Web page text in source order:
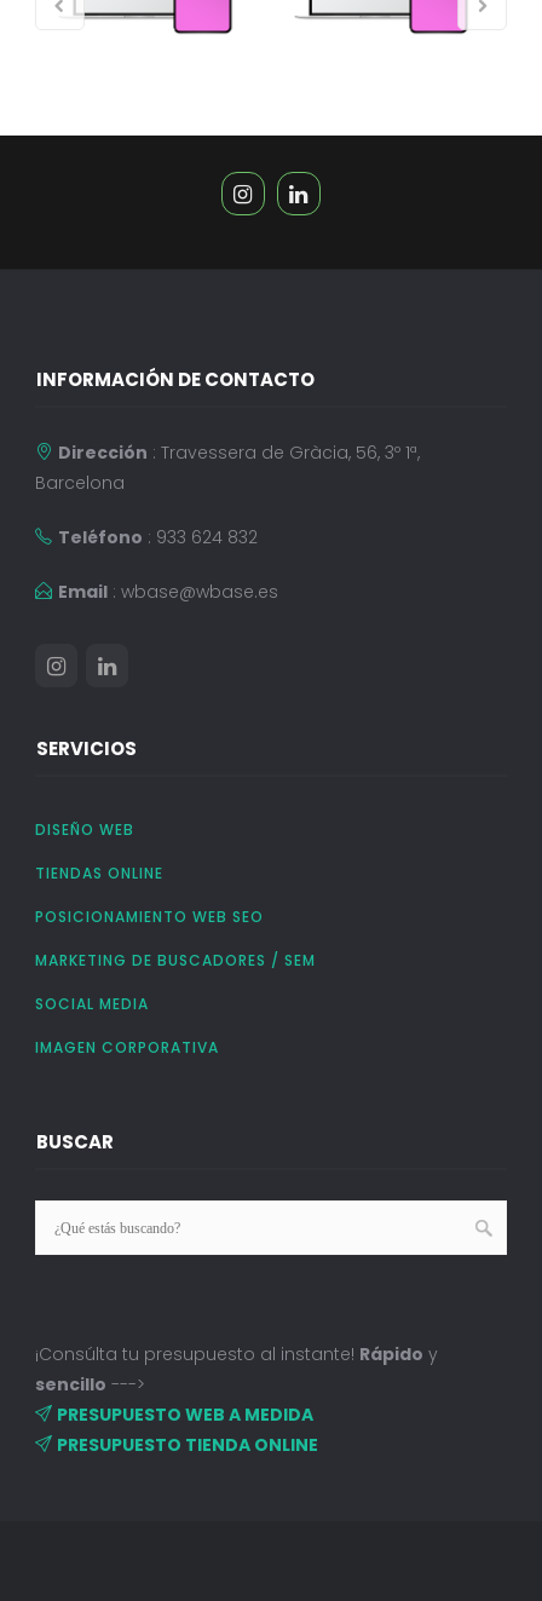
INFORMACIÓN DE CONTACTO
Dirección : Travessera de Gràcia, 56, 3º 1ª,
Barcelona
Teléfono : 933 624 832
Email: wbase@wbase.es
SERVICIOS
DISEÑO WEB
TIENDAS ONLINE
POSICIONAMIENTO WEB SEO
MARKETING DE BUSCADORES / SEM
SOCIAL MEDIA
IMAGEN CORPORATIVA
BUSCAR
¡Consúlta tu presupuesto al instante! Rápido y
sencillo --->
PRESUPUESTO WEB A MEDIDA
PRESUPUESTO TIENDA ONLINE